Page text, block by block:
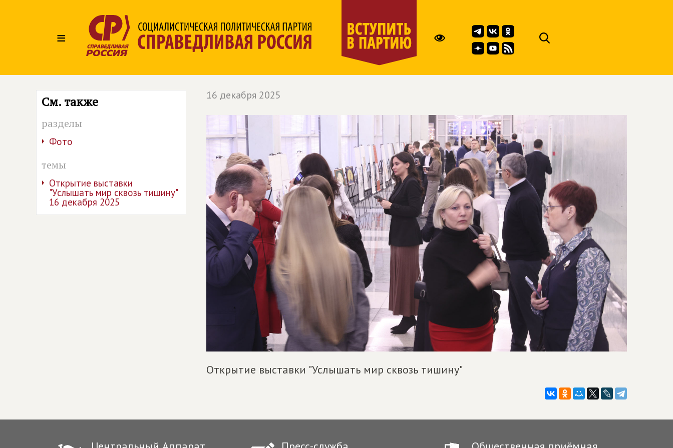
≡
См. также
разделы
Фото
темы
Открытие выставки
"Услышать мир сквозь тишину"
16 декабря 2025
16 декабря 2025
Открытие выставки "Услышать мир сквозь тишину"